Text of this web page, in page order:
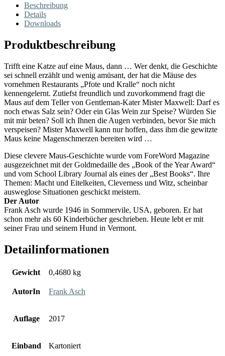
Beschreibung
Details
Downloads
Produktbeschreibung
Trifft eine Katze auf eine Maus, dann … Wer denkt, die Geschichte
sei schnell erzählt und wenig amüsant, der hat die Mäuse des
vornehmen Restaurants „Pfote und Kralle“ noch nicht
kennengelernt. Zutiefst freundlich und zuvorkommend fragt die
Maus auf dem Teller von Gentleman-Kater Mister Maxwell: Darf es
noch etwas Salz sein? Oder ein Glas Wein zur Speise? Würden Sie
mit mir beten? Soll ich Ihnen die Augen verbinden, bevor Sie mich
verspeisen? Mister Maxwell kann nur hoffen, dass ihm die gewitzte
Maus keine Magenschmerzen bereiten wird …
Diese clevere Maus-Geschichte wurde vom ForeWord Magazine
ausgezeichnet mit der Goldmedaille des „Book of the Year Award“
und vom School Library Journal als eines der „Best Books“. Ihre
Themen: Macht und Eitelkeiten, Cleverness und Witz, scheinbar
ausweglose Situationen geschickt meistern.
Der Autor
Frank Asch wurde 1946 in Sommervile, USA, geboren. Er hat
schon mehr als 60 Kinderbücher geschrieben. Heute lebt er mit
seiner Frau und seinem Hund in Vermont.
Detailinformationen
Gewicht 0,4680 kg
AutorIn Frank Asch
Auflage 2017
Einband Kartoniert